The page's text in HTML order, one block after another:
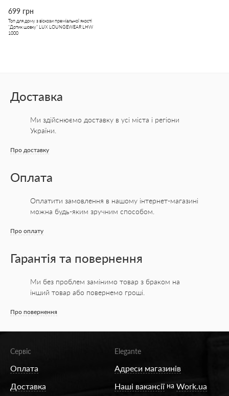
699 грн
Топ для дому з віскози преміальної якості
"Дотик шовку" LUX LOUNGEWEAR LHW
1000
Доставка
Ми здійснюємо доставку в усі міста і регіони
України.
Про доставку
Оплата
Оплатити замовлення в нашому інтернет-магазині
можна будь-яким зручним способом.
Про оплату
Гарантія та повернення
Ми без проблем замінимо товар з браком на
інший товар або повернемо гроші.
Про повернення
Сервіс
Оплата
Доставка
Elegante
Адреси магазинів
Наші вакансії на Work.ua